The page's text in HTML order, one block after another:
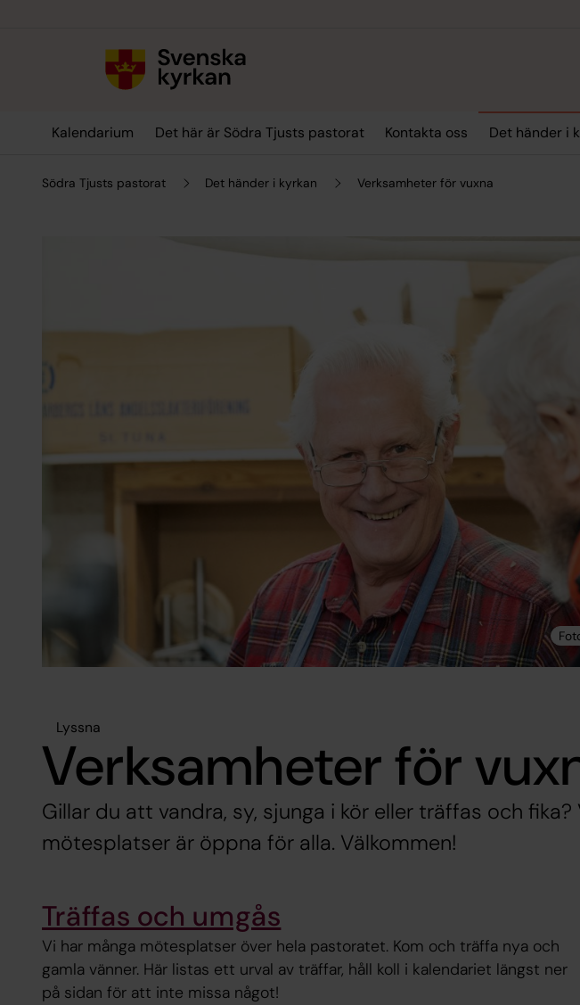
Kalendarium Det här är Södra Tjusts pastorat Kontakta oss Det händer i
Södra Tjusts pastorat Det händer i kyrkan Verksamheter för vuxna
Lyssna
Verksamheter för
Gillar du att vandra, sy, sjunga i kör eller träffas och fika?
mötesplatser är öppna för alla. Välkommen!
Träffas och umgås
Vi har många mötesplatser över hela pastoratet. Kom och träffa nya och
gamla vänner. Här listas ett urval av träffar, håll koll i kalendariet längst ner
på sidan för att inte missa något!